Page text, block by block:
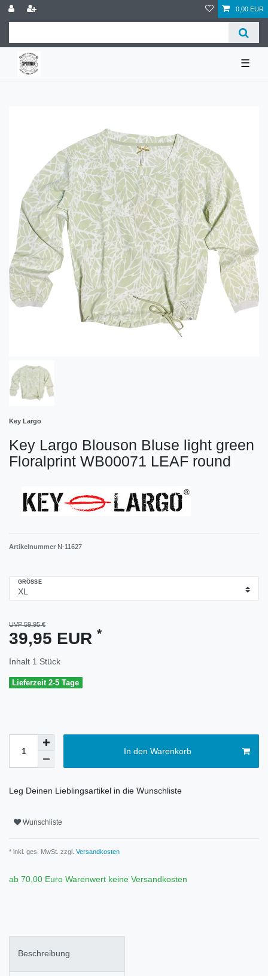
0,00 EUR
☰
Key Largo
Key Largo Blouson Bluse light green
Floralprint WB00071 LEAF round
Artikelnummer N-11627
GRÖSSE
UVP 59,95 €
39,95 EUR *
Inhalt 1 Stück
Lieferzeit 2-5 Tage
In den Warenkorb
Leg Deinen Lieblingsartikel in die Wunschliste
Wunschliste
* inkl. ges. MwSt. zzgl. Versandkosten
ab 70,00 Euro Warenwert keine Versandkosten
Beschreibung